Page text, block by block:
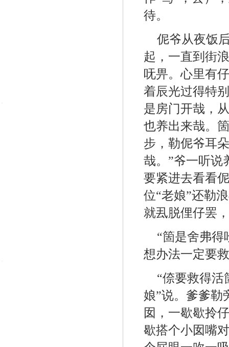
待。
伲爷从夜饭
起，一直到街
呒畀。心里有
着辰光过得特
是房门开哉，
也养出来哉。
步，勒伲爷耳
哉。”爷一听说
要紧进去看看
位“老娘”还勒
就厾脱俚仔罢
“箇是舍弗得
想办法一定要
“倷要救得活
娘”说。爹爹勒
囡，一歇歇拎
歇搭个小囡嘴